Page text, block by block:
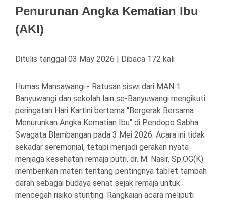
Penurunan Angka Kematian Ibu
(AKI)
Ditulis tanggal 03 May 2026 | Dibaca 172 kali
Humas Mansawangi - Ratusan siswi dari MAN 1
Banyuwangi dan sekolah lain se-Banyuwangi mengikuti
peringatan Hari Kartini bertema "Bergerak Bersama
Menurunkan Angka Kematian Ibu" di Pendopo Sabha
Swagata Blambangan pada 3 Mei 2026. Acara ini tidak
sekadar seremonial, tetapi menjadi gerakan nyata
menjaga kesehatan remaja putri. dr. M. Nasir, Sp.OG(K)
memberikan materi tentang pentingnya tablet tambah
darah sebagai budaya sehat sejak remaja untuk
mencegah risiko stunting. Rangkaian acara meliputi